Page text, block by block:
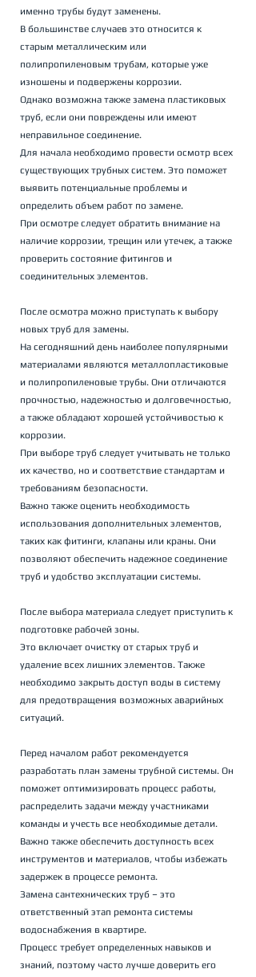
именно трубы будут заменены.
В большинстве случаев это относится к
старым металлическим или
полипропиленовым трубам, которые уже
изношены и подвержены коррозии.
Однако возможна также замена пластиковых
труб, если они повреждены или имеют
неправильное соединение.
Для начала необходимо провести осмотр всех
существующих трубных систем. Это поможет
выявить потенциальные проблемы и
определить объем работ по замене.
При осмотре следует обратить внимание на
наличие коррозии, трещин или утечек, а также
проверить состояние фитингов и
соединительных элементов.
После осмотра можно приступать к выбору
новых труб для замены.
На сегодняшний день наиболее популярными
материалами являются металлопластиковые
и полипропиленовые трубы. Они отличаются
прочностью, надежностью и долговечностью,
а также обладают хорошей устойчивостью к
коррозии.
При выборе труб следует учитывать не только
их качество, но и соответствие стандартам и
требованиям безопасности.
Важно также оценить необходимость
использования дополнительных элементов,
таких как фитинги, клапаны или краны. Они
позволяют обеспечить надежное соединение
труб и удобство эксплуатации системы.
После выбора материала следует приступить к
подготовке рабочей зоны.
Это включает очистку от старых труб и
удаление всех лишних элементов. Также
необходимо закрыть доступ воды в систему
для предотвращения возможных аварийных
ситуаций.
Перед началом работ рекомендуется
разработать план замены трубной системы. Он
поможет оптимизировать процесс работы,
распределить задачи между участниками
команды и учесть все необходимые детали.
Важно также обеспечить доступность всех
инструментов и материалов, чтобы избежать
задержек в процессе ремонта.
Замена сантехнических труб – это
ответственный этап ремонта системы
водоснабжения в квартире.
Процесс требует определенных навыков и
знаний, поэтому часто лучше доверить его